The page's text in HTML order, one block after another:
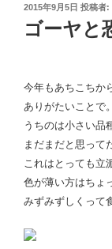
投
日:
2015年9月5日 投稿者:
ゴーヤと
今年もあちこちか
ありがたいことで。
うちのは小さい品
まだまだと思って
これはとっても立
色が薄い方はちょ
みずみずしくって